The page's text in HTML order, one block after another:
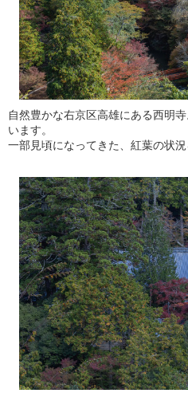
自然豊かな右京区高雄にある西明
います。
一部見頃になってきた、紅葉の状況